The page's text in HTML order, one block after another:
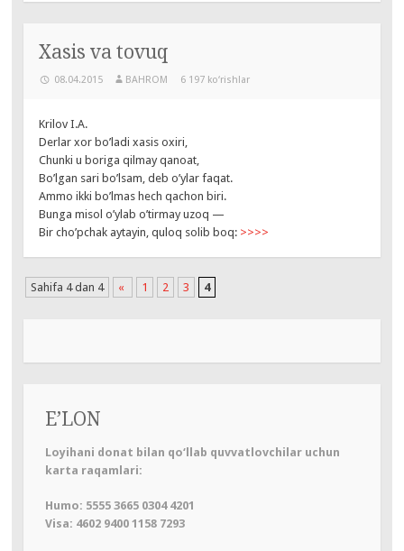
Xasis va tovuq
08.04.2015 BAHROM 6 197 ko‘rishlar
Krilov I.A.
Derlar xor bo’ladi xasis oxiri,
Chunki u boriga qilmay qanoat,
Bo’lgan sari bo’lsam, deb o’ylar faqat.
Ammo ikki bo’lmas hech qachon biri.
Bunga misol o’ylab o’tirmay uzoq —
Bir cho’pchak aytayin, quloq solib boq: >>>>
Sahifa 4 dan 4 « 1 2 3 4
E’LON
Loyihani donat bilan qo‘llab quvvatlovchilar uchun
karta raqamlari:
Humo: 5555 3665 0304 4201
Visa: 4602 9400 1158 7293